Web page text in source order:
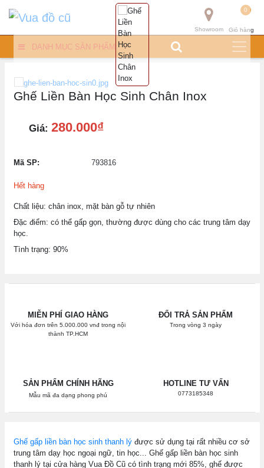
0
Giỏ hàng
Showroom
DANH MỤC SẢN PHẨM
Ghế Liền Bàn Học Sinh Chân Inox
Giá: 280.000₫
Mã SP: 793816
Hết hàng
Chất liệu: chân inox, mặt bàn gỗ tự nhiên
Đặc điểm: có thể gấp gọn, thường được dùng cho các trung tâm dạy
học.
Tình trạng: 90%
MIỄN PHÍ GIAO HÀNG
Với hóa đơn trên 5.000.000 vnđ trong nội
thành TP.HCM
ĐỔI TRẢ SẢN PHẨM
Trong vòng 3 ngày
SẢN PHẨM CHÍNH HÃNG
Mẫu mã đa dạng phong phú
HOTLINE TƯ VẤN
0773185348
Ghế gấp liền bàn học sinh thanh lý được sử dụng tại rất nhiều cơ sở
trung tâm dạy học ngoại ngữ, tin học... Ghế gấp liền bàn học sinh
thanh lý tại cửa hàng Vua Đồ Cũ có tình trạng mới 85%, ghế được